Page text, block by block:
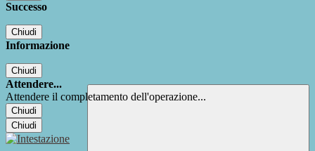
Successo
Chiudi
Informazione
Chiudi
Attendere...
Attendere il completamento dell'operazione...
Chiudi
Chiudi